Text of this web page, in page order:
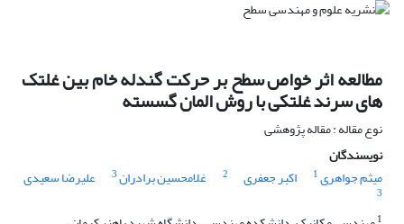
مطالعه اثر خواص سطح بر حرکت گندله خام بین غلتک
های سرند غلتکی با روش المان گسسته
نوع مقاله : مقاله پژوهشی
نویسندگان
میثم جواهری1 اکبر جعفری 2 غلامحسین برادران3 علیرضا سعیدی
3
1